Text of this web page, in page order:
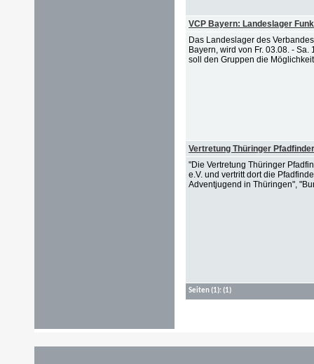
VCP Bayern: Landeslager
Das Landeslager des
Bayern, wird von Fr. 03.08. -
soll den Gruppen die
Vertretung Thüringer
"Die Vertretung Thüringer
e.V. und vertritt dort die
Adventjugend in Thüringen",
Seiten(1): (1)